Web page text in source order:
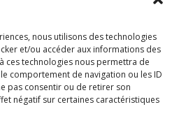
nous utilisons des technologies
et/ou accéder aux informations des
ces technologies nous permettra de
comportement de navigation ou les ID
pas consentir ou de retirer son
négatif sur certaines caractéristiques
(FAQ)